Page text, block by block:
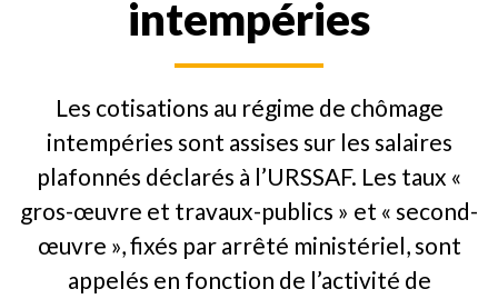
intempéries
Les cotisations au régime de chômage
intempéries sont assises sur les salaires
plafonnés déclarés à l’URSSAF. Les taux «
gros-œuvre et travaux-publics » et « second-
œuvre », fixés par arrêté ministériel, sont
appelés en fonction de l’activité de